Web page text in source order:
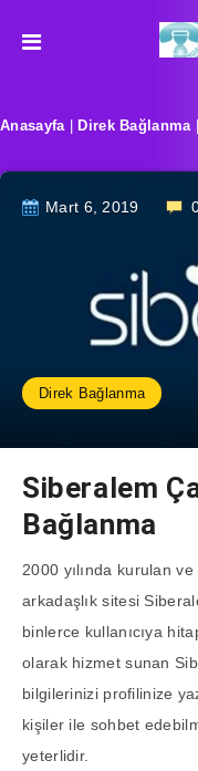
Anasayfa| Direk Bağlanma
Mart 6, 2019
Direk Bağlanma
Siberalem
Bağlanma
2000 yılında kurulan
arkadaşlık sitesi
binlerce kullanıcıya
olarak hizmet sunan
bilgilerinizi profilinize
kişiler ile sohbet
yeterlidir.